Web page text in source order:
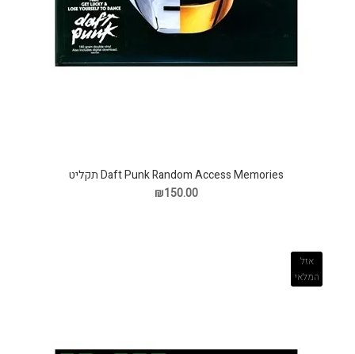
Daft Punk Random Access Memories תקליט
₪150.00
אזל
המלאי